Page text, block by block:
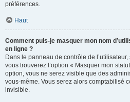
préférences.
Haut
Comment puis-je masquer mon nom
en ligne ?
Dans le panneau de contrôle de
vous trouverez l’option « Masquer mon
option, vous ne serez visible que des
vous-même. Vous serez alors comptabilisé
invisible.